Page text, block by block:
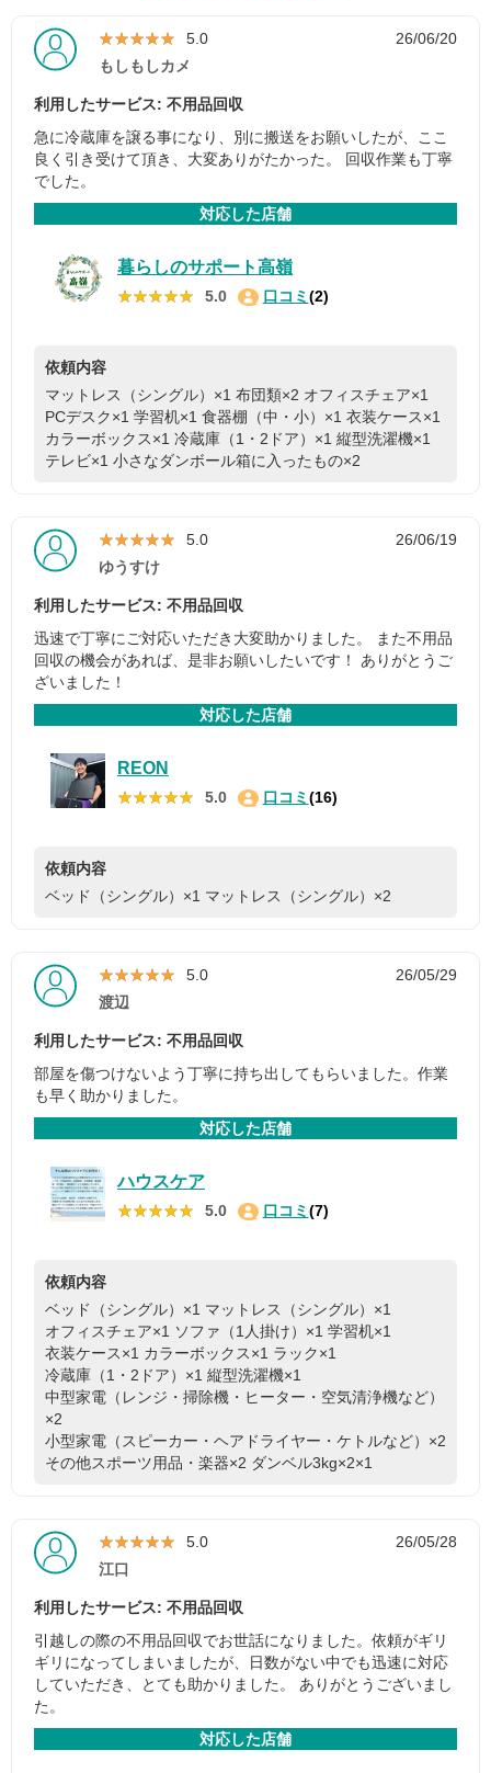
★★★★★
★★★★★ 5.0
26/06/20
もしもしカメ
利用したサービス: 不用品回収
急に冷蔵庫を譲る事になり、別に搬送をお願いしたが、ここ
良く引き受けて頂き、大変ありがたかった。 回収作業も丁寧
でした。
対応した店舗
暮らしのサポート高嶺
★★★★★
★★★★★ 5.0 口コミ (2)
依頼内容
マットレス（シングル）×1 布団類×2 オフィスチェア×1
PCデスク×1 学習机×1 食器棚（中・小）×1 衣装ケース×1
カラーボックス×1 冷蔵庫（1・2ドア）×1 縦型洗濯機×1
テレビ×1 小さなダンボール箱に入ったもの×2
★★★★★
★★★★★ 5.0
26/06/19
ゆうすけ
利用したサービス: 不用品回収
迅速で丁寧にご対応いただき大変助かりました。 また不用品
回収の機会があれば、是非お願いしたいです！ ありがとうご
ざいました！
対応した店舗
REON
★★★★★
★★★★★ 5.0 口コミ (16)
依頼内容
ベッド（シングル）×1 マットレス（シングル）×2
★★★★★
★★★★★ 5.0
26/05/29
渡辺
利用したサービス: 不用品回収
部屋を傷つけないよう丁寧に持ち出してもらいました。作業
も早く助かりました。
対応した店舗
ハウスケア
★★★★★
★★★★★ 5.0 口コミ (7)
依頼内容
ベッド（シングル）×1 マットレス（シングル）×1
オフィスチェア×1 ソファ（1人掛け）×1 学習机×1
衣装ケース×1 カラーボックス×1 ラック×1
冷蔵庫（1・2ドア）×1 縦型洗濯機×1
中型家電（レンジ・掃除機・ヒーター・空気清浄機など）
×2
小型家電（スピーカー・ヘアドライヤー・ケトルなど）×2
その他スポーツ用品・楽器×2 ダンベル3kg×2×1
★★★★★
★★★★★ 5.0
26/05/28
江口
利用したサービス: 不用品回収
引越しの際の不用品回収でお世話になりました。依頼がギリ
ギリになってしまいましたが、日数がない中でも迅速に対応
していただき、とても助かりました。 ありがとうございまし
た。
対応した店舗